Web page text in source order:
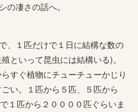
の凄さの話へ。
、１匹だけで１日に結構な数の
といって昆虫には結構いる)。
すぐ植物にチューチューかじり
い。１匹から５匹、５匹から
１匹から２００００匹ぐらいま